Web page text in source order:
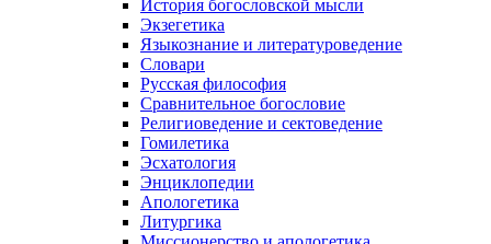
История богословской мысли
Экзегетика
Языкознание и литературоведение
Словари
Русская философия
Сравнительное богословие
Религиоведение и сектоведение
Гомилетика
Эсхатология
Энциклопедии
Апологетика
Литургика